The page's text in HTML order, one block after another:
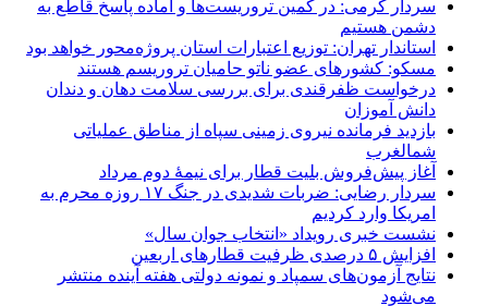
سردار کرمی: در کمین تروریست‌ها و آماده پاسخ قاطع به
دشمن هستیم
استاندار تهران: توزیع اعتبارات استان پروژه‌محور خواهد بود
مسکو: کشورهای عضو ناتو حامیان تروریسم هستند
درخواست ظفرقندی برای بررسی سلامت دهان و دندان
دانش آموزان
بازدید فرمانده نیروی زمینی سپاه از مناطق عملیاتی
شمالغرب
آغاز پیش‌فروش بلیت قطار برای نیمۀ دوم مرداد
سردار رضایی: ضربات شدیدی در جنگ ۱۷ روزه محرم به
امریکا وارد کردیم
نشست خبری رویداد «انتخاب جوان سال»
افزایش ۵ درصدی ظرفیت قطارهای اربعین
نتایج آزمون‌های سمپاد و نمونه دولتی هفته آینده منتشر
می‌شود